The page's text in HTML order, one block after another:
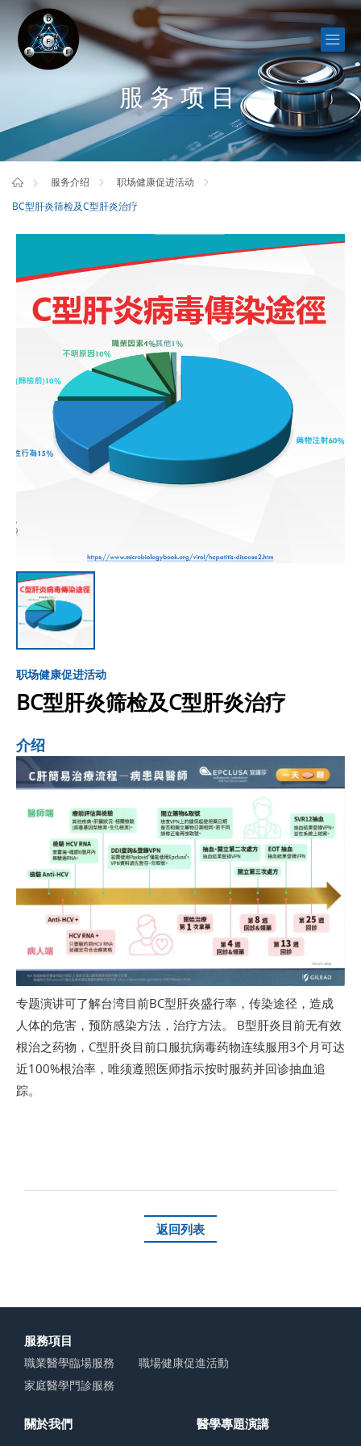
服务项目
服务介绍
职场健康促进活动
BC型肝炎筛检及C型肝炎治疗
职场健康促进活动
BC型肝炎筛检及C型肝炎治疗
介绍
专题演讲可了解台湾目前BC型肝炎盛行率，传染途径，造成
人体的危害，预防感染方法，治疗方法。 B型肝炎目前无有效
根治之药物，C型肝炎目前口服抗病毒药物连续服用3个月可达
近100%根治率，唯须遵照医师指示按时服药并回诊抽血追
踪。
返回列表
服務項目
職業醫學臨場服務
職場健康促進活動
家庭醫學門診服務
關於我們 醫學專題演講